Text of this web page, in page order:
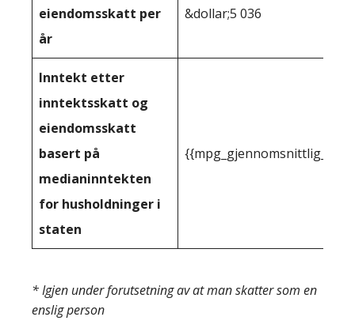
eiendomsskatt per
år
&dollar;5 036
Inntekt etter
inntektsskatt og
eiendomsskatt
basert på
medianinntekten
for husholdninger i
staten
* Igjen under forutsetning av at man skatter som en
enslig person